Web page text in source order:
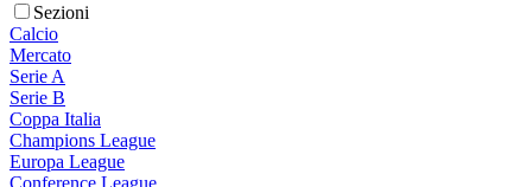
Sezioni
Calcio
Mercato
Serie A
Serie B
Coppa Italia
Champions League
Europa League
Conference League